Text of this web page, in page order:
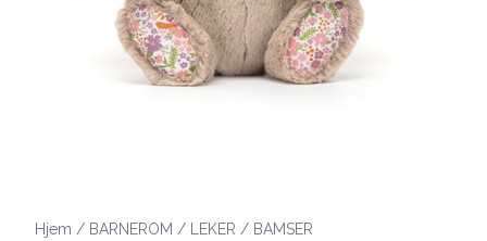
Hjem / BARNEROM / LEKER / BAMSER